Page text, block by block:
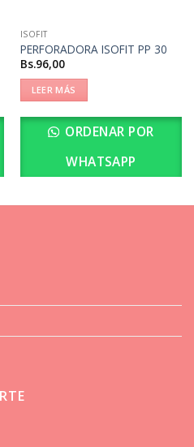
ISOFIT
PERFORADORA ISOFIT PP 30
Bs.96,00
LEER MÁS
ORDENAR POR
WHATSAPP